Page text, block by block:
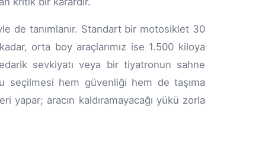
de tanımlanır. Standart bir motosiklet 30
orta boy araçlarımız ise 1.500 kiloya
sevkiyatı veya bir tiyatronun sahne
seçilmesi hem güvenliği hem de taşıma
aracın kaldıramayacağı yükü zorla